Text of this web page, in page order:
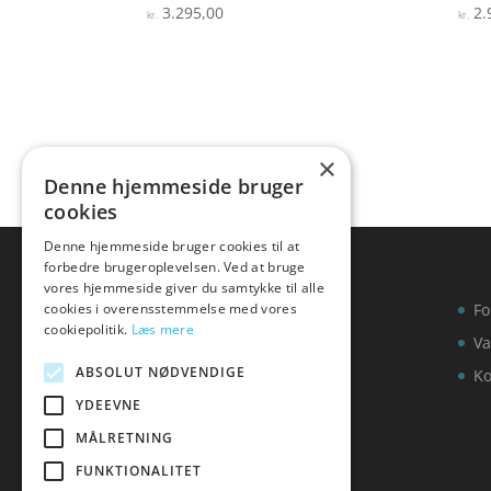
Vurderet
4.1
kr. 3.295,00
3.6
kr.
×
Denne hjemmeside bruger
cookies
Denne hjemmeside bruger cookies til at
forbedre brugeroplevelsen. Ved at bruge
vores hjemmeside giver du samtykke til alle
cookies i overensstemmelse med vores
cookiepolitik. Læs mere
ABSOLUT NØDVENDIGE
YDEEVNE
MÅLRETNING
FUNKTIONALITET